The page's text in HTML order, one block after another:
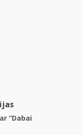
“Dabai